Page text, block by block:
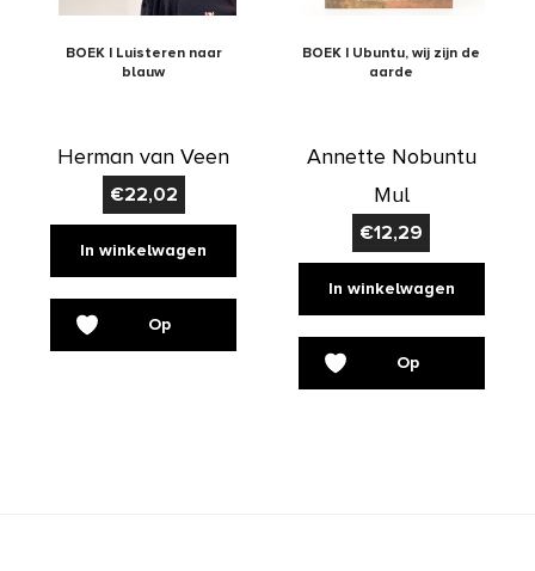
BOEK | Luisteren naar
blauw
Herman van Veen
€22,02
In winkelwagen
Op
BOEK | Ubuntu, wij zijn de
aarde
Annette Nobuntu
Mul
€12,29
In winkelwagen
Op